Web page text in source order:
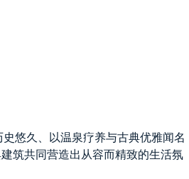
悠久、以温泉疗养与古典优雅闻名
筑共同营造出从容而精致的生活氛